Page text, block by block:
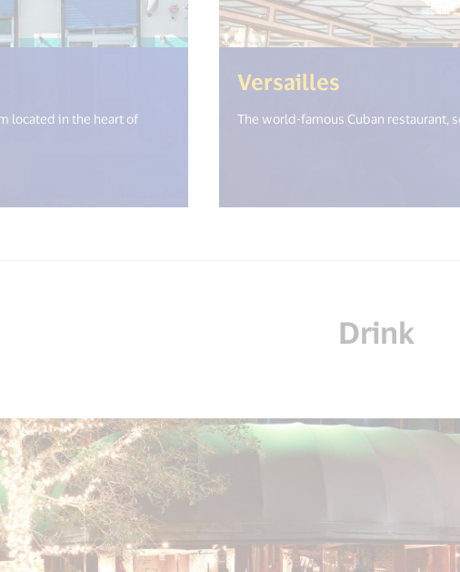
(<%= i18n.get("open_new_window") %>)
located in the heart of
Versailles
The world-famous Cuban restaurant,
Drink